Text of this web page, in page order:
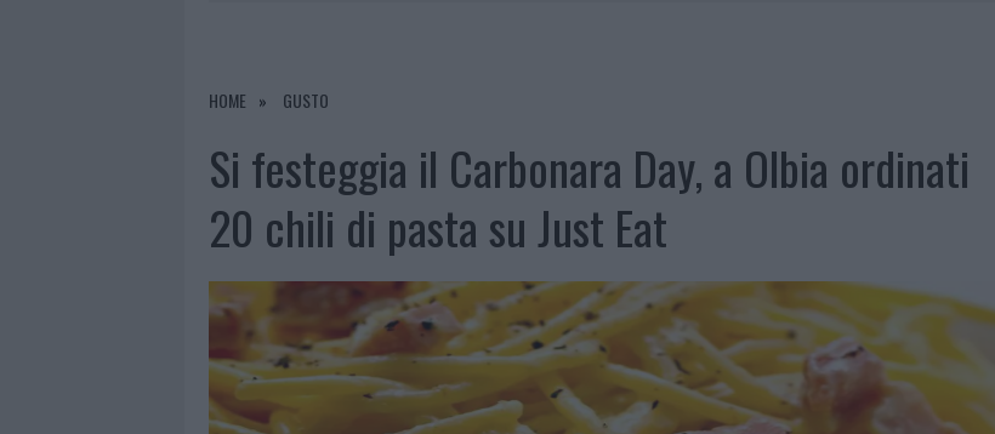
DELLE PRATICHE
HOME GUSTO
Si festeggia il Carbonara Day, a Olbia ordinati
20 chili di pasta su Just Eat